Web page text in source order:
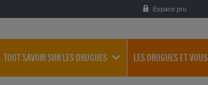
Espace pro
TOUT SAVOIR SUR LES DROGUES LES DROGUES ET VOUS